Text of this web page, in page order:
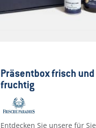
Präsentbox frisch und
fruchtig
Entdecken Sie unsere für Sie